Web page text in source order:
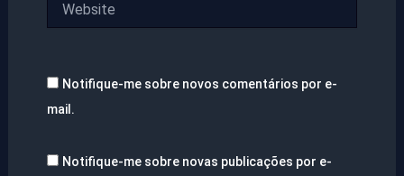
Notifique-me sobre novos comentários por e-
mail.
Notifique-me sobre novas publicações por e-